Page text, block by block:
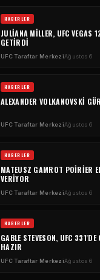
HABERLER
JULIANA MILLER, UFC VEGAS
GETIRDI
UFC Taraftar MerkeziAğustos 6
HABERLER
ALEXANDER VOLKANOVSKI
UFC Taraftar MerkeziAğustos 6
HABERLER
MATEUSZ GAMROT POIRIER
VERIYOR
UFC Taraftar MerkeziAğustos 6
HABERLER
GABLE STEVESON, UFC 331'DE
HAZIR
UFC Taraftar MerkeziAğustos 6